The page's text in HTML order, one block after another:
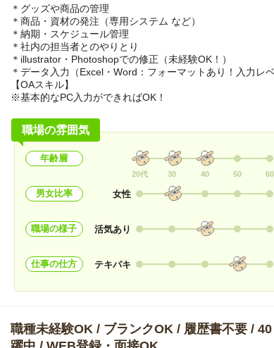
＊グッズや商品の管理
＊商品・資材の発注（専用システム など）
＊納期・スケジュール管理
＊社内の担当者とのやりとり
＊illustrator・Photoshopでの修正（未経験OK！）
＊データ入力（Excel・Word：フォーマットあり！入力レベ
【OAスキル】
※基本的なPC入力ができればOK！
職場の雰囲気
年齢層
20代 30 40 50 60
男女比率 女性
職場の様子 活気あり
仕事の仕方 テキパキ
職種未経験OK / ブランクOK / 履歴書不要 /